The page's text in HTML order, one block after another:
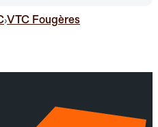
›VTC Fougères